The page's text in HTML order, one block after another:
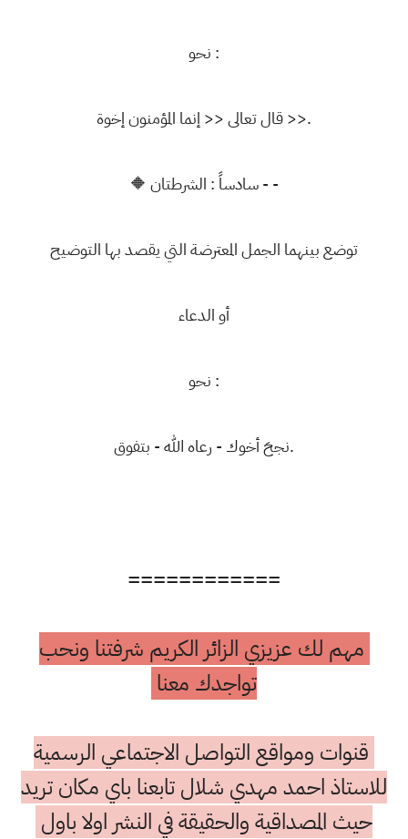
نحو :
قال تعالى << إنما المؤمنون إخوة >>.
🔶 سادساً : الشرطتان - -
توضع بينهما الجمل المعترضة التي يقصد بها التوضيح
أو الدعاء
نحو :
نجحَ أخوك - رعاه الله - بتفوق.
============
مهم لك عزيزي الزائر الكريم شرفتنا ونحب
تواجدك معنا
قنوات ومواقع التواصل الاجتماعي الرسمية
للاستاذ احمد مهدي شلال تابعنا باي مكان تريد
حيث المصداقية والحقيقة في النشر اولا باول